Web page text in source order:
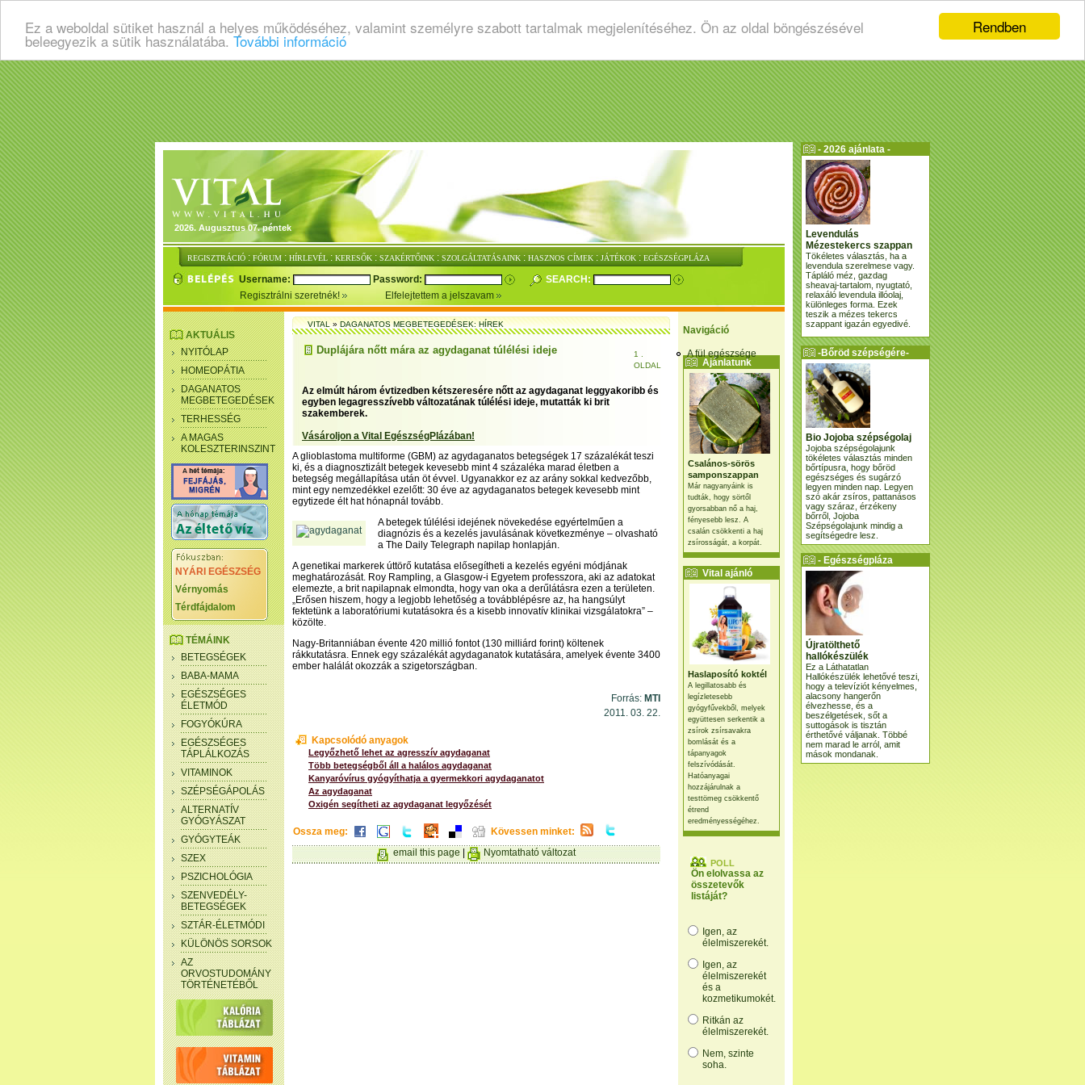
Rendben
Ez a weboldal sütiket használ a helyes működéséhez, valamint személyre szabott tartalmak megjelenítéséhez. Ön az oldal böngészésével
beleegyezik a sütik használatába. További információ
2026. Augusztus 07. péntek
REGISZTRÁCIÓ : FÓRUM : HÍRLEVÉL : KERESŐK : SZAKÉRTŐINK : SZOLGÁLTATÁSAINK : HASZNOS CÍMEK : JÁTÉKOK : EGÉSZSÉGPLÁZA
Username: Password:
SEARCH:
Regisztrálni szeretnék!
Elfelejtettem a jelszavam
Navigáció
A fül egészsége
Ajánlatunk
Csalános-sörös
samponszappan
Már nagyanyáink is
tudták, hogy sörtől
gyorsabban nő a haj,
fényesebb lesz. A
csalán csökkenti a haj
zsírosságát, a korpát.
Vital ajánló
Haslaposító koktél
A legillatosabb és
legízletesebb
gyógyfűvekből, melyek
együttesen serkentik a
zsírok zsírsavakra
bomlását és a
tápanyagok
felszívódását.
Hatóanyagai
hozzájárulnak a
testtömeg csökkentő
étrend
eredményességéhez.
POLL
Ön elolvassa az
összetevők
listáját?
Igen, az
élelmiszerekét.
Igen, az
élelmiszerekét
és a
kozmetikumokét.
Ritkán az
élelmiszerekét.
Nem, szinte
soha.
AKTUÁLIS
NYITÓLAP
HOMEOPÁTIA
DAGANATOS
MEGBETEGEDÉSEK
TERHESSÉG
A MAGAS
KOLESZTERINSZINT
NYÁRI EGÉSZSÉG
Vérnyomás
Térdfájdalom
TÉMÁINK
BETEGSÉGEK
BABA-MAMA
EGÉSZSÉGES
ÉLETMÓD
FOGYÓKÚRA
EGÉSZSÉGES
TÁPLÁLKOZÁS
VITAMINOK
SZÉPSÉGÁPOLÁS
ALTERNATÍV
GYÓGYÁSZAT
GYÓGYTEÁK
SZEX
PSZICHOLÓGIA
SZENVEDÉLY-
BETEGSÉGEK
SZTÁR-ÉLETMÓDI
KÜLÖNÖS SORSOK
AZ
ORVOSTUDOMÁNY
TÖRTÉNETÉBŐL
VITAL»DAGANATOS MEGBETEGEDÉSEK: HÍREK
Duplájára nőtt mára az agydaganat túlélési ideje
1 .
OLDAL
Az elmúlt három évtizedben kétszeresére nőtt az agydaganat leggyakoribb és
egyben legagresszívebb változatának túlélési ideje, mutatták ki brit
szakemberek.
Vásároljon a Vital EgészségPlázában!
A glioblastoma multiforme (GBM) az agydaganatos betegségek 17 százalékát teszi
ki, és a diagnosztizált betegek kevesebb mint 4 százaléka marad életben a
betegség megállapítása után öt évvel. Ugyanakkor ez az arány sokkal kedvezőbb,
mint egy nemzedékkel ezelőtt: 30 éve az agydaganatos betegek kevesebb mint
egytizede élt hat hónapnál tovább.
A betegek túlélési idejének növekedése egyértelműen a
diagnózis és a kezelés javulásának következménye – olvasható
a The Daily Telegraph napilap honlapján.
A genetikai markerek úttörő kutatása elősegítheti a kezelés egyéni módjának
meghatározását. Roy Rampling, a Glasgow-i Egyetem professzora, aki az adatokat
elemezte, a brit napilapnak elmondta, hogy van oka a derűlátásra ezen a területen.
„Erősen hiszem, hogy a legjobb lehetőség a továbblépésre az, ha hangsúlyt
fektetünk a laboratóriumi kutatásokra és a kisebb innovatív klinikai vizsgálatokra” –
közölte.
Nagy-Britanniában évente 420 millió fontot (130 milliárd forint) költenek
rákkutatásra. Ennek egy százalékát agydaganatok kutatására, amelyek évente 3400
ember halálát okozzák a szigetországban.
Forrás: MTI
2011. 03. 22.
Kapcsolódó anyagok
Legyőzhető lehet az agresszív agydaganat
Több betegségből áll a halálos agydaganat
Kanyaróvírus gyógyíthatja a gyermekkori agydaganatot
Az agydaganat
Oxigén segítheti az agydaganat legyőzését
Ossza meg:
Kövessen minket:
email this page
Nyomtatható változat
- 2026 ajánlata -
Levendulás
Mézestekercs szappan
Tökéletes választás, ha a
levendula szerelmese vagy.
Tápláló méz, gazdag
sheavaj-tartalom, nyugtató,
relaxáló levendula illóolaj,
különleges forma. Ezek
teszik a mézes tekercs
szappant igazán egyedivé.
-Bőröd szépségére-
Bio Jojoba szépségolaj
Jojoba szépségolajunk
tökéletes választás minden
bőrtípusra, hogy bőröd
egészséges és sugárzó
legyen minden nap. Legyen
szó akár zsíros, pattanásos
vagy száraz, érzékeny
bőrről, Jojoba
Szépségolajunk mindig a
segítségedre lesz.
- Egészségpláza
ajánlatunk -
Újratölthető
hallókészülék
Ez a Láthatatlan
Hallókészülék lehetővé teszi,
hogy a televíziót kényelmes,
alacsony hangerőn
élvezhesse, és a
beszélgetések, sőt a
suttogások is tisztán
érthetővé váljanak. Többé
nem marad le arról, amit
mások mondanak.